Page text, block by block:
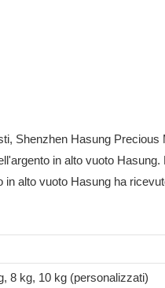
Shenzhen Hasung
in alto vuoto
in alto vuoto Hasung ha
8 kg, 10 kg (personalizzati)